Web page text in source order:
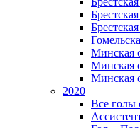
Минская
Минская
Минская
2020
Все голы